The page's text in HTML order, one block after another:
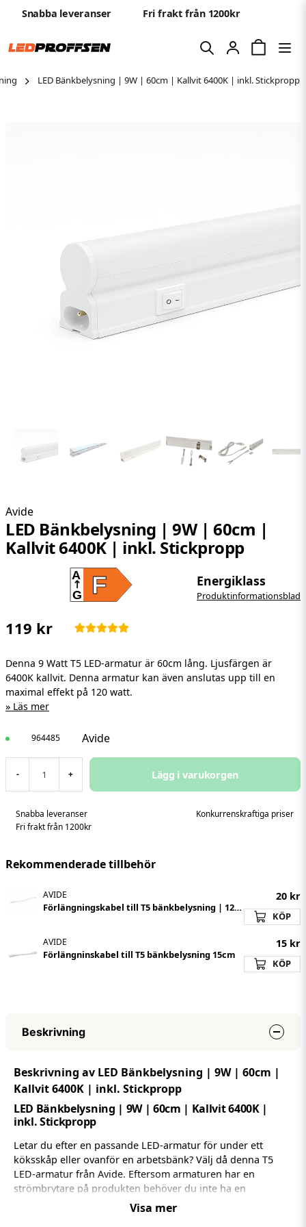
Snabba leveranser Fri frakt från 1200kr
LED Bänkbelysning | 9W | 60cm | Kallvit 6400K | inkl. Stickpropp
Avide
LED Bänkbelysning | 9W | 60cm |
Kallvit 6400K | inkl. Stickpropp
F
A
G
Energiklass
Produktinformationsblad
119 kr
Denna 9 Watt T5 LED-armatur är 60cm lång. Ljusfärgen är
6400K kallvit. Denna armatur kan även anslutas upp till en
maximal effekt på 120 watt.
Läs mer
964485 Avide
- + Lägg i varukorgen
Snabba leveranser
Konkurrenskraftiga priser
Fri frakt från 1200kr
Rekommenderade tillbehör
AVIDE
Förlängningskabel till T5 bänkbelysning | 120 cm | Vit
20 kr
KÖP
AVIDE
Förlängninskabel till T5 bänkbelysning 15cm
15 kr
KÖP
Beskrivning
Beskrivning av LED Bänkbelysning | 9W | 60cm |
Kallvit 6400K | inkl. Stickpropp
LED Bänkbelysning | 9W | 60cm | Kallvit 6400K |
inkl. Stickpropp
Letar du efter en passande LED-armatur för under ett
köksskåp eller ovanför en arbetsbänk? Välj då denna T5
LED-armatur från Avide. Eftersom armaturen har en
strömbrytare på produkten behöver du inte ha en
Visa mer